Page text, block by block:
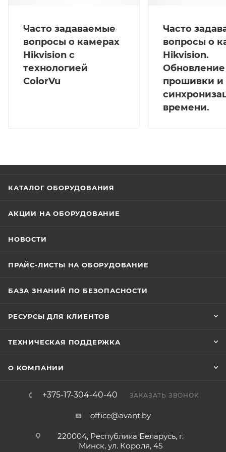
Часто задаваемые
вопросы о камерах
Hikvision с
технологией
ColorVu
Часто
вопросы о
Hikvision.
Обновление
прошивки и
времени.
КАТАЛОГ ОБОРУДОВАНИЯ
АКЦИИ НА ОБОРУДОВАНИЕ
НОВОСТИ
ПРАЙС-ЛИСТЫ НА ОБОРУДОВАНИЕ
БАЗА ЗНАНИЙ ПО БЕЗОПАСНОСТИ
РЕСУРСЫ ДЛЯ КЛИЕНТОВ
ТЕХНИЧЕСКАЯ ПОДДЕРЖКА
О КОМПАНИИ
+375-17-304-40-40 ЗАКАЗАТЬ ЗВОНОК
office@avant.by
220004, Республика Беларусь, г.
Минск, ул. Короля, 45